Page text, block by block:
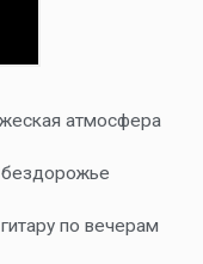
атмосфера
по вечерам